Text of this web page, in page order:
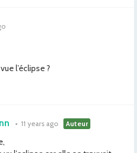
l’éclipse ?
• 11 years ago Auteur